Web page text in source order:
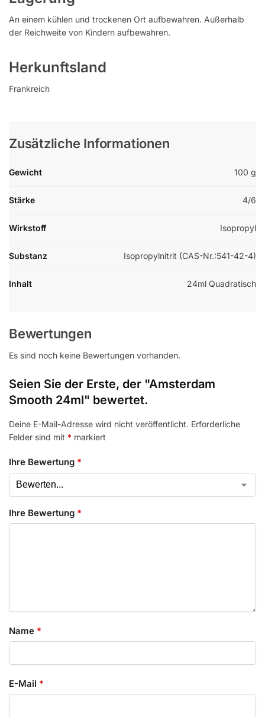
An einem kühlen und trockenen Ort aufbewahren. Außerhalb
der Reichweite von Kindern aufbewahren.
Herkunftsland
Frankreich
Zusätzliche Informationen
Gewicht 100 g
Stärke 4/6
Wirkstoff Isopropyl
Substanz Isopropylnitrit (CAS-Nr.:541-42-4)
Inhalt 24ml Quadratisch
Bewertungen
Es sind noch keine Bewertungen vorhanden.
Seien Sie der Erste, der "Amsterdam
Smooth 24ml" bewertet.
Deine E-Mail-Adresse wird nicht veröffentlicht. Erforderliche
Felder sind mit * markiert
Ihre Bewertung *
Ihre Bewertung *
Name *
E-Mail *